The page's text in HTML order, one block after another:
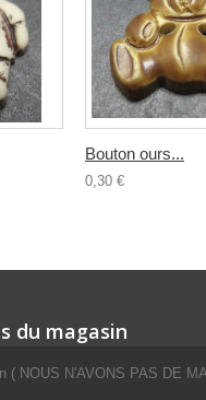
Bouton ours...
0,30 €
du magasin
( NOUS N'AVONS PAS DE